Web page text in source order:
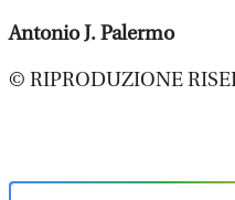
Antonio J. Palermo
© RIPRODUZIONE